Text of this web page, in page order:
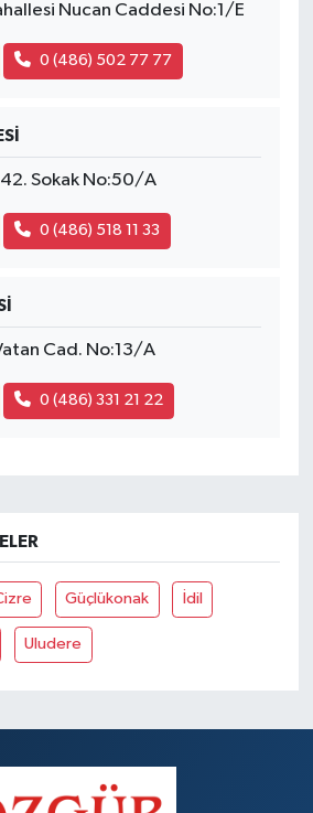
Nucan Caddesi No:1/E
0 (486) 502 77 77
Sokak No:50/A
0 (486) 518 11 33
Cad. No:13/A
0 (486) 331 21 22
Güçlükonak İdil
Uludere